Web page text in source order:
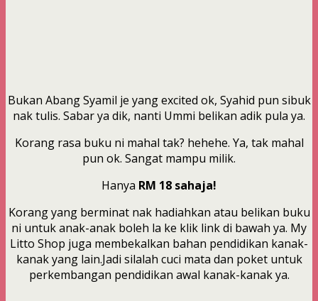
Bukan Abang Syamil je yang excited ok, Syahid pun sibuk
nak tulis. Sabar ya dik, nanti Ummi belikan adik pula ya.
Korang rasa buku ni mahal tak? hehehe. Ya, tak mahal
pun ok. Sangat mampu milik.
Hanya RM 18 sahaja!
Korang yang berminat nak hadiahkan atau belikan buku
ni untuk anak-anak boleh la ke klik link di bawah ya. My
Litto Shop juga membekalkan bahan pendidikan kanak-
kanak yang lain.Jadi silalah cuci mata dan poket untuk
perkembangan pendidikan awal kanak-kanak ya.